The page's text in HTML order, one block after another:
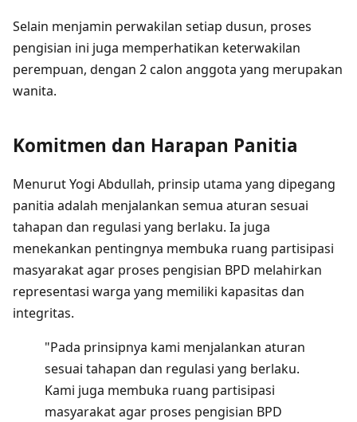
Selain menjamin perwakilan setiap dusun, proses
pengisian ini juga memperhatikan keterwakilan
perempuan, dengan 2 calon anggota yang merupakan
wanita.
Komitmen dan Harapan Panitia
Menurut Yogi Abdullah, prinsip utama yang dipegang
panitia adalah menjalankan semua aturan sesuai
tahapan dan regulasi yang berlaku. Ia juga
menekankan pentingnya membuka ruang partisipasi
masyarakat agar proses pengisian BPD melahirkan
representasi warga yang memiliki kapasitas dan
integritas.
"Pada prinsipnya kami menjalankan aturan
sesuai tahapan dan regulasi yang berlaku.
Kami juga membuka ruang partisipasi
masyarakat agar proses pengisian BPD